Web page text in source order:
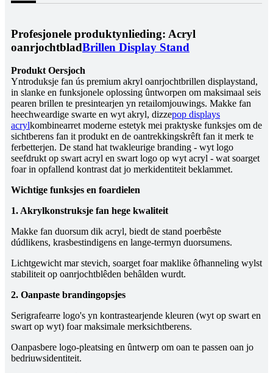
Profesjonele produktynlieding: Acryl
oanrjochtbladBrillen Display Stand
Produkt Oersjoch
Yntroduksje fan ús premium akryl oanrjochtbrillen displaystand,
in slanke en funksjonele oplossing ûntworpen om maksimaal seis
pearen brillen te presintearjen yn retailomjouwings. Makke fan
heechweardige swarte en wyt akryl, dizzepop displays
acrylkombinearret moderne estetyk mei praktyske funksjes om de
sichtberens fan it produkt en de oantrekkingskrêft fan it merk te
ferbetterjen. De stand hat twakleurige branding - wyt logo
seefdrukt op swart acryl en swart logo op wyt acryl - wat soarget
foar in opfallend kontrast dat jo merkidentiteit beklammet.
Wichtige funksjes en foardielen
1. Akrylkonstruksje fan hege kwaliteit
Makke fan duorsum dik acryl, biedt de stand poerbêste
dúdlikens, krasbestindigens en lange-termyn duorsumens.
Lichtgewicht mar stevich, soarget foar maklike ôfhanneling wylst
stabiliteit op oanrjochtblêden behâlden wurdt.
2. Oanpaste brandingopsjes
Serigrafearre logo's yn kontrastearjende kleuren (wyt op swart en
swart op wyt) foar maksimale merksichtberens.
Oanpasbere logo-pleatsing en ûntwerp om oan te passen oan jo
bedriuwsidentiteit.